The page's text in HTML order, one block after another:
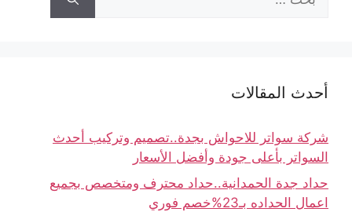
أحدث المقالات
شركة سواتر للاحواش بجدة..تصميم وتركيب أحدث
السواتر بأعلى جودة وأفضل الأسعار
حداد جدة الحمدانية..حداد محترف ومتخصص بجميع
اعمال الحداده بـ23%خصم فوري